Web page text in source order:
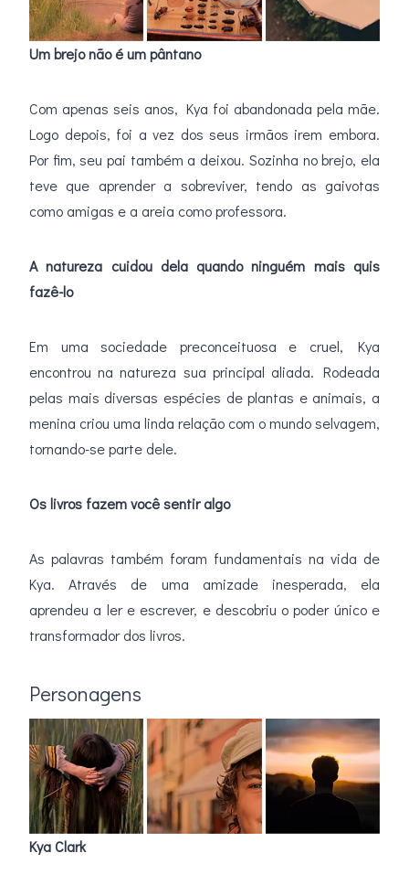
Um brejo não é um pântano
Com apenas seis anos, Kya foi abandonada pela mãe.
Logo depois, foi a vez dos seus irmãos irem embora.
Por fim, seu pai também a deixou. Sozinha no brejo, ela
teve que aprender a sobreviver, tendo as gaivotas
como amigas e a areia como professora.
A natureza cuidou dela quando ninguém mais quis
fazê-lo
Em uma sociedade preconceituosa e cruel, Kya
encontrou na natureza sua principal aliada. Rodeada
pelas mais diversas espécies de plantas e animais, a
menina criou uma linda relação com o mundo selvagem,
tornando-se parte dele.
Os livros fazem você sentir algo
As palavras também foram fundamentais na vida de
Kya. Através de uma amizade inesperada, ela
aprendeu a ler e escrever, e descobriu o poder único e
transformador dos livros.
Personagens
Kya Clark